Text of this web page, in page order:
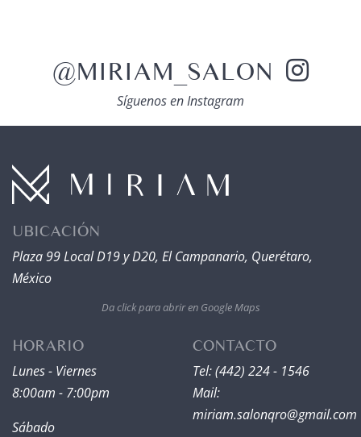
@MIRIAM_SALON
Síguenos en Instagram
UBICACIÓN
Plaza 99 Local D19 y D20, El Campanario, Querétaro,
México
Da click para abrir en Google Maps
HORARIO CONTACTO
Lunes - Viernes
8:00am - 7:00pm
Sábado
Tel: (442) 224 - 1546
Mail:
miriam.salonqro@gmail.com